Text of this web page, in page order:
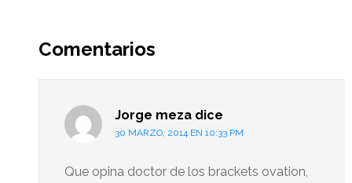
del
lector
Comentarios
Jorge meza dice
30 MARZO, 2014 EN 10:33 PM
Que opina doctor de los brackets ovation,